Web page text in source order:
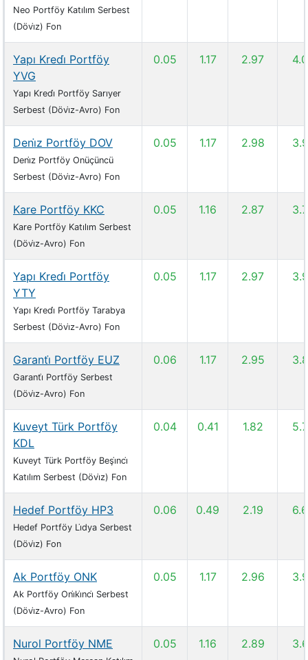
Neo Portföy Katılım Serbest
(Dövi̇z) Fon
Yapı Kredi̇ Portföy
YVG
Yapı Kredi̇ Portföy Sarıyer
Serbest (Dövi̇z-Avro) Fon
0.05 1.17 2.97
Deni̇z Portföy DOV
Deni̇z Portföy Onüçüncü
Serbest (Dövi̇z-Avro) Fon
0.05 1.17 2.98
Kare Portföy KKC
Kare Portföy Katılım Serbest
(Dövi̇z-Avro) Fon
0.05 1.16 2.87
Yapı Kredi̇ Portföy
YTY
Yapı Kredi̇ Portföy Tarabya
Serbest (Dövi̇z-Avro) Fon
0.05 1.17 2.97
Garanti̇ Portföy EUZ
Garanti̇ Portföy Serbest
(Dövi̇z-Avro) Fon
0.06 1.17 2.95
Kuveyt Türk Portföy
KDL
Kuveyt Türk Portföy Beşi̇nci̇
Katılım Serbest (Dövi̇z) Fon
0.04 0.41 1.82
Hedef Portföy HP3
Hedef Portföy Li̇dya Serbest
(Dövi̇z) Fon
0.06 0.49 2.19
Ak Portföy ONK
Ak Portföy Oni̇ki̇nci̇ Serbest
(Dövi̇z-Avro) Fon
0.05 1.17 2.96
Nurol Portföy NME 0.05 1.16 2.89